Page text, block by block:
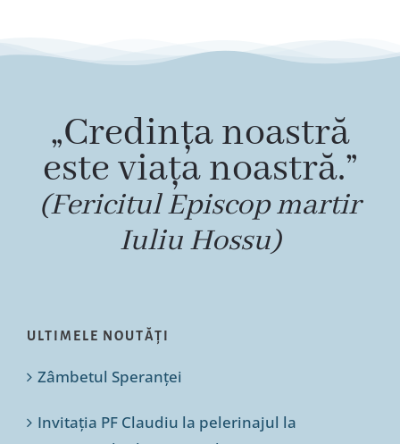
„Credința noastră
este viața noastră.”
(Fericitul Episcop martir
Iuliu Hossu)
ULTIMELE NOUTĂȚI
Zâmbetul Speranței
Invitația PF Claudiu la pelerinajul la